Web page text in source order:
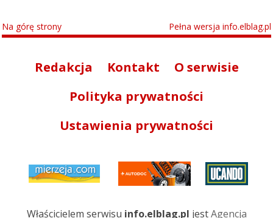
Na górę strony Pełna wersja info.elblag.pl
Redakcja Kontakt
O serwisie
Polityka prywatności
Ustawienia prywatności
Właścicielem serwisu info.elblag.pl jestAgencja